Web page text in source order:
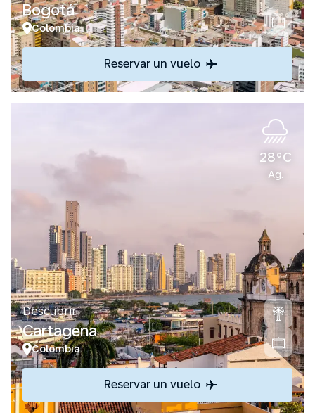
Bogotá
Colombia
Reservar un vuelo
28°C
Ag.
Descubrir
Cartagena
Colombia
Reservar un vuelo